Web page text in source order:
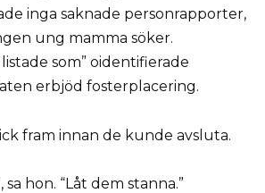
inga saknade personrapporter,
ung mamma söker.
som” oidentifierade
erbjöd fosterplacering.
fram innan de kunde avsluta.
sa hon. “Låt dem stanna.”